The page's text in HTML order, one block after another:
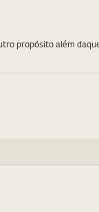
propósito além